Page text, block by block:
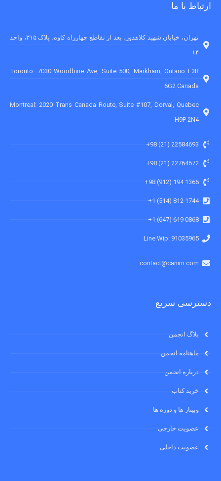
ارتباط با ما
تهران، خیابان شهید کلاهدوز، بعد از تقاطع چهارراه کاوه، پلاک ۳۱۵، واحد
۱۴
Toronto: 7030 Woodbine Ave, Suite 500, Markham, Ontario L3R
6G2 Canada
Montreal: 2020 Trans Canada Route, Suite #107, Dorval, Quebec
H9P 2N4
22584693 (21) 98+
22764672 (21) 98+
1366 194 (912) 98+
1744 812 (514) 1+
0868 619 (647) 1+
91035965 :Line Wip
contact@canirn.com
دسترسی سریع
بلاگ انجمن
ماهنامه انجمن
درباره انجمن
خرید کتاب
وبینار ها و دوره ها
عضویت خارجی
عضویت داخلی